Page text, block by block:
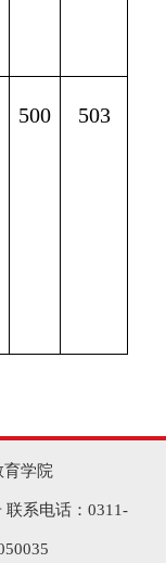
500 503
育学院
联系电话：0311-